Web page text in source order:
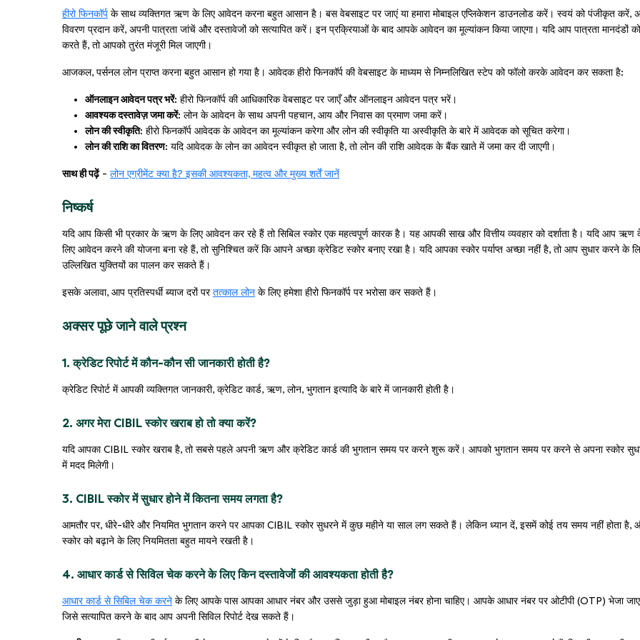
हीरो फिनकॉर्प के साथ व्यक्तिगत ऋण के लिए आवेदन करना बहुत आसान है। बस वेबसाइट पर जाएं या हमारा मोबाइल एप्लिकेशन डाउनलोड करें। स्वयं को पंजीकृत करें,
विवरण प्रदान करें, अपनी पात्रता जांचें और दस्तावेजों को सत्यापित करें। इन प्रक्रियाओं के बाद आपके आवेदन का मूल्यांकन किया जाएगा। यदि आप पात्रता मानदंडों को
करते हैं, तो आपको तुरंत मंजूरी मिल जाएगी।
आजकल, पर्सनल लोन प्राप्त करना बहुत आसान हो गया है। आवेदक हीरो फिनकॉर्प की वेबसाइट के माध्यम से निम्नलिखित स्टेप को फॉलो करके आवेदन कर सकता है:
ऑनलाइन आवेदन पत्र भरें: हीरो फिनकॉर्प की आधिकारिक वेबसाइट पर जाएँ और ऑनलाइन आवेदन पत्र भरें।
आवश्यक दस्तावेज़ जमा करें: लोन के आवेदन के साथ अपनी पहचान, आय और निवास का प्रमाण जमा करें।
लोन की स्वीकृति: हीरो फिनकॉर्प आवेदक के आवेदन का मूल्यांकन करेगा और लोन की स्वीकृति या अस्वीकृति के बारे में आवेदक को सूचित करेगा।
लोन की राशि का वितरण: यदि आवेदक के लोन का आवेदन स्वीकृत हो जाता है, तो लोन की राशि आवेदक के बैंक खाते में जमा कर दी जाएगी।
साथ ही पढ़ें- लोन एग्रीमेंट क्या है? इसकी आवश्यकता, महत्व और मुख्य शर्तें जानें
निष्कर्ष
यदि आप किसी भी प्रकार के ऋण के लिए आवेदन कर रहे हैं तो सिबिल स्कोर एक महत्वपूर्ण कारक है। यह आपकी साख और वित्तीय व्यवहार को दर्शाता है। यदि आप ऋण
लिए आवेदन करने की योजना बना रहे हैं, तो सुनिश्चित करें कि आपने अच्छा क्रेडिट स्कोर बनाए रखा है। यदि आपका स्कोर पर्याप्त अच्छा नहीं है, तो आप सुधार करने के
उल्लिखित युक्तियों का पालन कर सकते हैं।
इसके अलावा, आप प्रतिस्पर्धी ब्याज दरों पर तत्काल लोन के लिए हमेशा हीरो फिनकॉर्प पर भरोसा कर सकते हैं।
अक्सर पूछे जाने वाले प्रश्न
1. क्रेडिट रिपोर्ट में कौन-कौन सी जानकारी होती है?
क्रेडिट रिपोर्ट में आपकी व्यक्तिगत जानकारी, क्रेडिट कार्ड, ऋण, लोन, भुगतान इत्यादि के बारे में जानकारी होती है।
2. अगर मेरा CIBIL स्कोर खराब हो तो क्या करें?
यदि आपका CIBIL स्कोर खराब है, तो सबसे पहले अपनी ऋण और क्रेडिट कार्ड की भुगतान समय पर करने शुरू करें। आपको भुगतान समय पर करने से अपना स्कोर
में मदद मिलेगी।
3. CIBIL स्कोर में सुधार होने में कितना समय लगता है?
आमतौर पर, धीरे-धीरे और नियमित भुगतान करने पर आपका CIBIL स्कोर सुधरने में कुछ महीने या साल लग सकते हैं। लेकिन ध्यान दें, इसमें कोई तय समय नहीं होता है,
स्कोर को बढ़ाने के लिए नियमितता बहुत मायने रखती है।
4. आधार कार्ड से सिविल चेक करने के लिए किन दस्तावेजों की आवश्यकता होती है?
आधार कार्ड से सिबिल चेक करने के लिए आपके पास आपका आधार नंबर और उससे जुड़ा हुआ मोबाइल नंबर होना चाहिए। आपके आधार नंबर पर ओटीपी (OTP) भेजा
जिसे सत्यापित करने के बाद आप अपनी सिविल रिपोर्ट देख सकते हैं।